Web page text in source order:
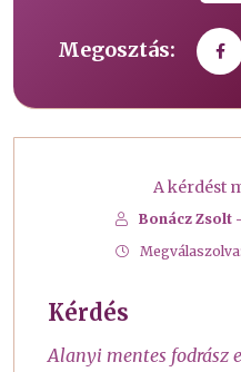
Megosztás:
A kérdést
Bonácz Zsolt
Megválaszolva:
Kérdés
Alanyi mentes